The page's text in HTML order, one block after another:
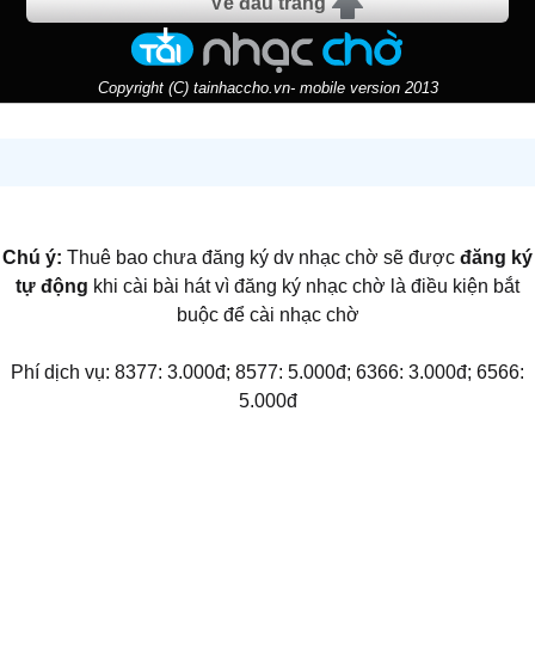
Copyright (C) tainhaccho.vn- mobile version 2013
Chú ý: Thuê bao chưa đăng ký dv nhạc chờ sẽ được đăng ký
tự động khi cài bài hát vì đăng ký nhạc chờ là điều kiện bắt
buộc để cài nhạc chờ
Phí dịch vụ: 8377: 3.000đ; 8577: 5.000đ; 6366: 3.000đ; 6566:
5.000đ